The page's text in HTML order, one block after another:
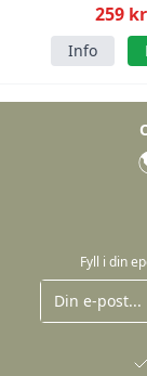
259 kr
Info
Fyll i din